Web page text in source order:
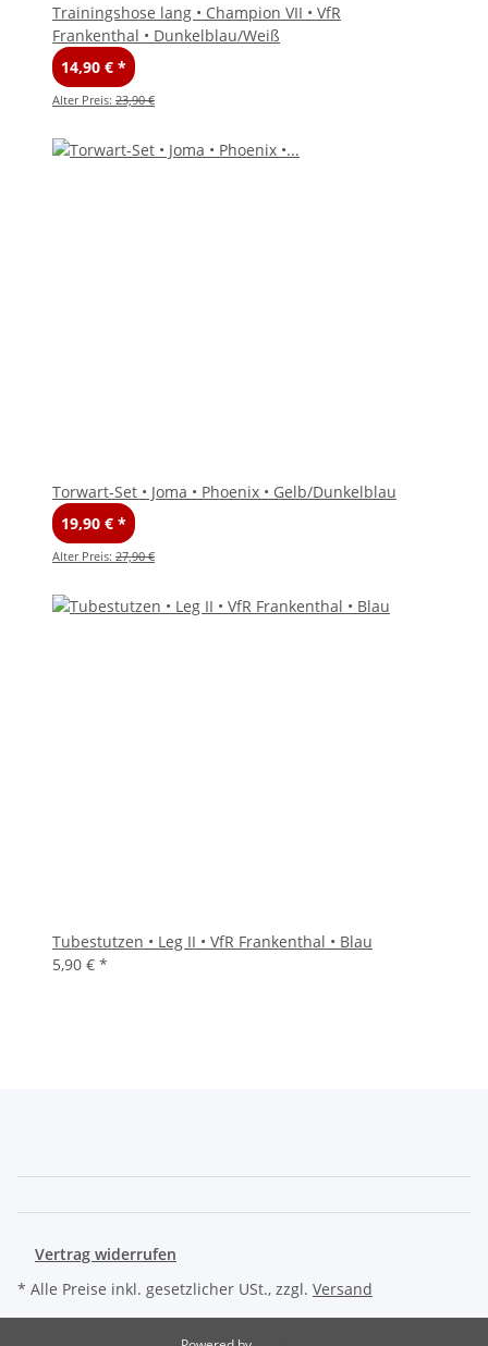
Trainingshose lang • Champion VII • VfR
Frankenthal • Dunkelblau/Weiß
14,90 € *
Alter Preis: 23,90 €
Torwart-Set • Joma • Phoenix • Gelb/Dunkelblau
19,90 € *
Alter Preis: 27,90 €
Tubestutzen • Leg II • VfR Frankenthal • Blau
5,90 € *
Vertrag widerrufen
* Alle Preise inkl. gesetzlicher USt., zzgl. Versand